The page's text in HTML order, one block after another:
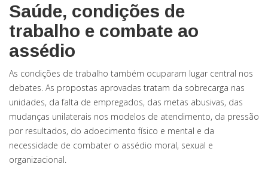
Saúde, condições de
trabalho e combate ao
assédio
As condições de trabalho também ocuparam lugar central nos
debates. As propostas aprovadas tratam da sobrecarga nas
unidades, da falta de empregados, das metas abusivas, das
mudanças unilaterais nos modelos de atendimento, da pressão
por resultados, do adoecimento físico e mental e da
necessidade de combater o assédio moral, sexual e
organizacional.